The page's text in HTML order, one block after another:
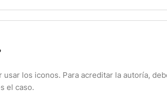
los iconos. Para acreditar la autoría,
el caso.